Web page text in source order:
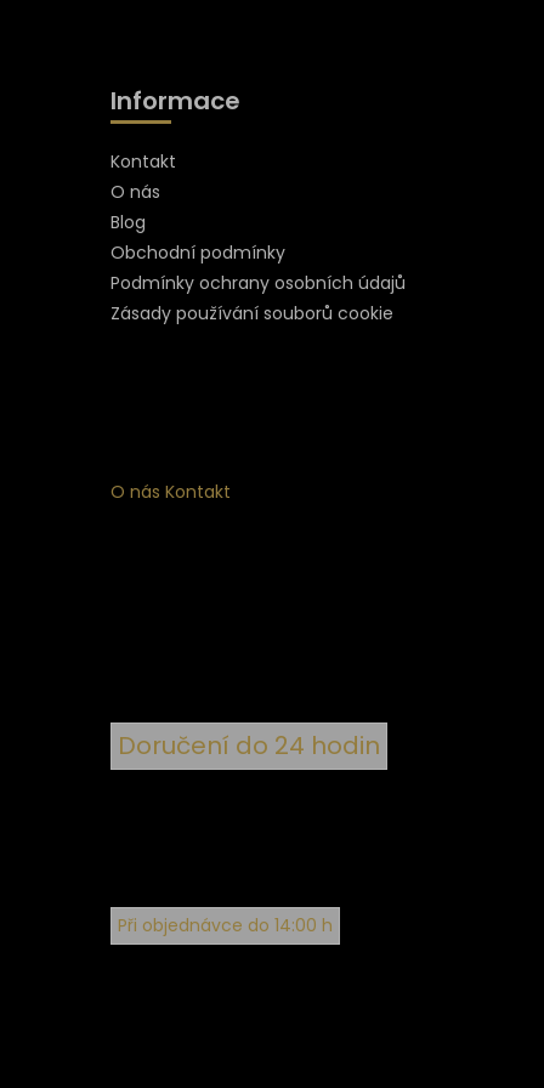
Informace
Kontakt
O nás
Blog
Obchodní podmínky
Podmínky ochrany osobních údajů
Zásady používání souborů cookie
O nás Kontakt
Doručení do 24 hodin
Při objednávce do 14:00 h